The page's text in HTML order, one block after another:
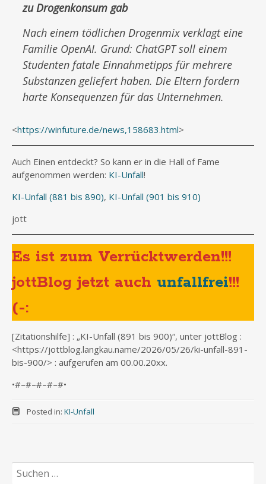
zu Drogenkonsum gab
Nach einem tödlichen Drogenmix verklagt eine
Familie OpenAI. Grund: ChatGPT soll einem
Studenten fatale Einnahmetipps für mehrere
Substanzen geliefert haben. Die Eltern fordern
harte Konsequenzen für das Unternehmen.
<https://winfuture.de/news,158683.html>
Auch Einen entdeckt? So kann er in die Hall of Fame
aufgenommen werden: KI-Unfall!
KI-Unfall (881 bis 890), KI-Unfall (901 bis 910)
jott
Es ist zum Verrücktwerden!!!
jottBlog jetzt auch unfallfrei!!!
(-:
[Zitationshilfe] : „KI-Unfall (891 bis 900)“, unter jottBlog :
<https://jottblog.langkau.name/2026/05/26/ki-unfall-891-
bis-900/> : aufgerufen am 00.00.20xx.
•#–#–#–#–#•
Posted in: KI-Unfall
Suchen
nach: